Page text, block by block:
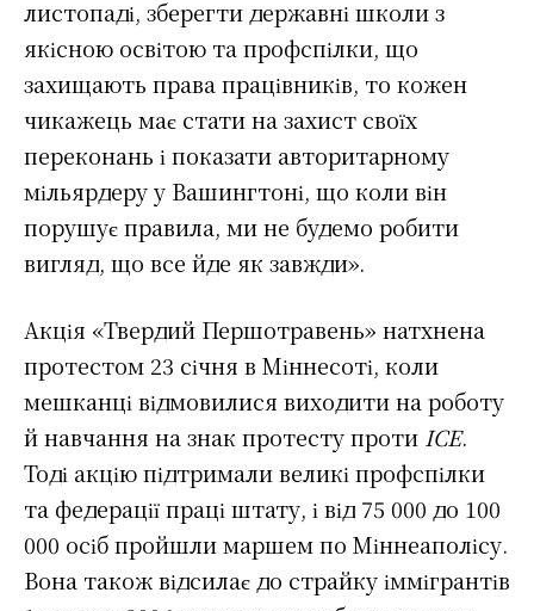
листопаді, зберегти державні школи з
якісною освітою та профспілки, що
захищають права працівників, то кожен
чикажець має стати на захист своїх
переконань і показати авторитарному
мільярдеру у Вашингтоні, що коли він
порушує правила, ми не будемо робити
вигляд, що все йде як завжди».
Акція «Твердий Першотравень» натхнена
протестом 23 січня в Міннесоті, коли
мешканці відмовилися виходити на роботу
й навчання на знак протесту проти ICE.
Тоді акцію підтримали великі профспілки
та федерації праці штату, і від 75 000 до 100
000 осіб пройшли маршем по Міннеаполісу.
Вона також відсилає до страйку іммігрантів